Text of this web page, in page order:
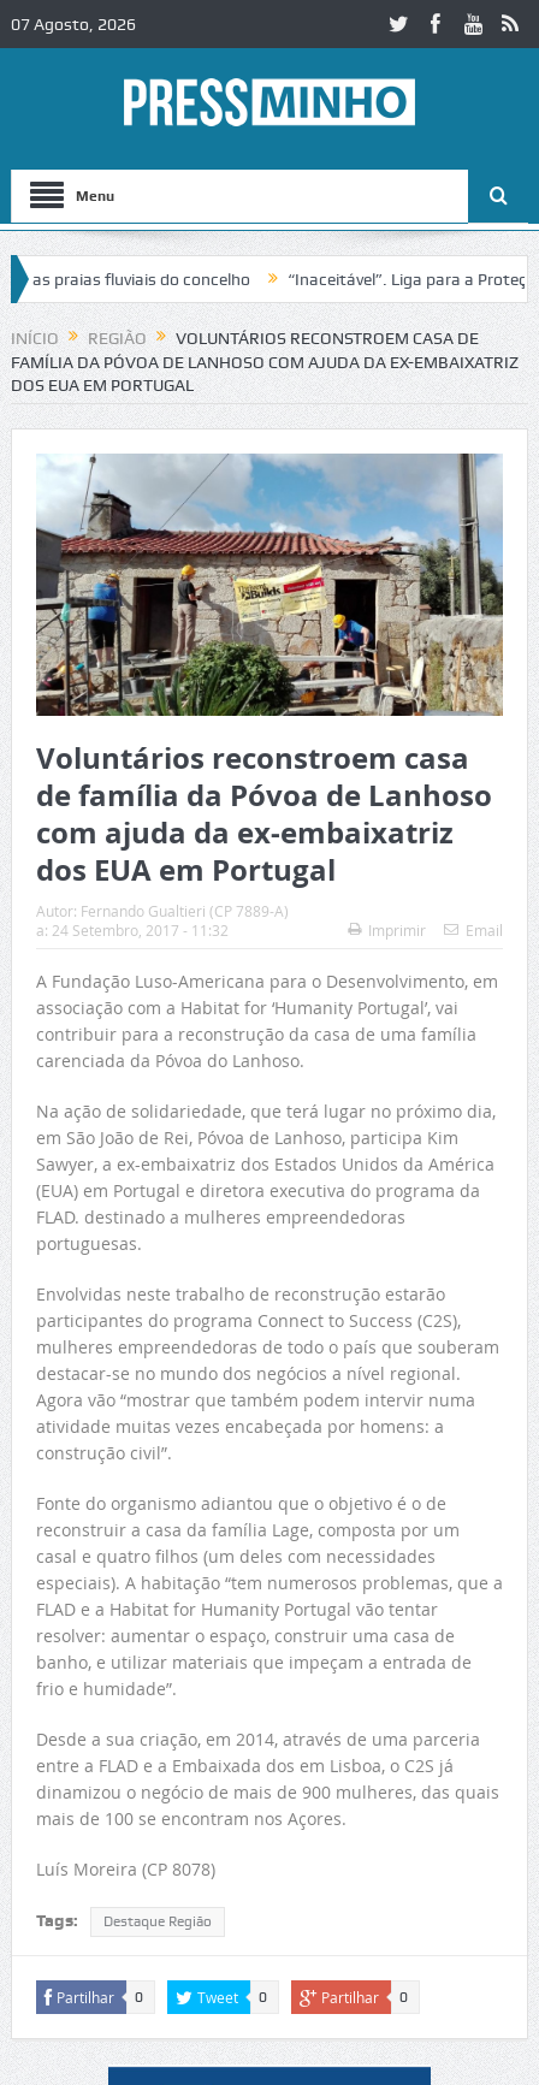
07 Agosto, 2026
Menu
praias fluviais do concelho “Inaceitável”. Liga para a Proteção da
de trânsito no IC2 em Alcobaça Igreja do Castelo de Cerveira
INÍCIO REGIÃO
VOLUNTÁRIOS RECONSTROEM CASA DE
FAMÍLIA DA PÓVOA DE LANHOSO COM AJUDA DA EX-EMBAIXATRIZ
DOS EUA EM PORTUGAL
Voluntários reconstroem casa
de família da Póvoa de Lanhoso
com ajuda da ex-embaixatriz
dos EUA em Portugal
Autor: Fernando Gualtieri (CP 7889-A)
a: 24 Setembro, 2017 - 11:32 Imprimir Email
A Fundação Luso-Americana para o Desenvolvimento, em
associação com a Habitat for ‘Humanity Portugal’, vai
contribuir para a reconstrução da casa de uma família
carenciada da Póvoa do Lanhoso.
Na ação de solidariedade, que terá lugar no próximo dia,
em São João de Rei, Póvoa de Lanhoso, participa Kim
Sawyer, a ex-embaixatriz dos Estados Unidos da América
(EUA) em Portugal e diretora executiva do programa da
FLAD. destinado a mulheres empreendedoras
portuguesas.
Envolvidas neste trabalho de reconstrução estarão
participantes do programa Connect to Success (C2S),
mulheres empreendedoras de todo o país que souberam
destacar-se no mundo dos negócios a nível regional.
Agora vão “mostrar que também podem intervir numa
atividade muitas vezes encabeçada por homens: a
construção civil”.
Fonte do organismo adiantou que o objetivo é o de
reconstruir a casa da família Lage, composta por um
casal e quatro filhos (um deles com necessidades
especiais). A habitação “tem numerosos problemas, que a
FLAD e a Habitat for Humanity Portugal vão tentar
resolver: aumentar o espaço, construir uma casa de
banho, e utilizar materiais que impeçam a entrada de
frio e humidade”.
Desde a sua criação, em 2014, através de uma parceria
entre a FLAD e a Embaixada dos em Lisboa, o C2S já
dinamizou o negócio de mais de 900 mulheres, das quais
mais de 100 se encontram nos Açores.
Luís Moreira (CP 8078)
Tags: Destaque Região
Partilhar 0 Tweet 0 Partilhar 0